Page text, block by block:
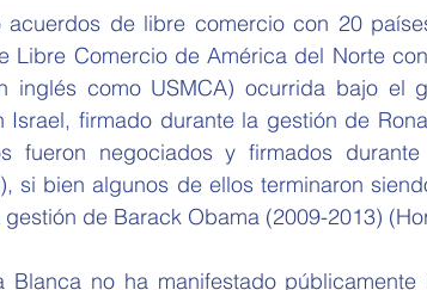
Libre Comercio de América del Norte
inglés como USMCA) ocurrida bajo el
firmado durante la gestión de
fueron negociados y firmados
si bien algunos de ellos terminaron
de Barack Obama (2009-2013)